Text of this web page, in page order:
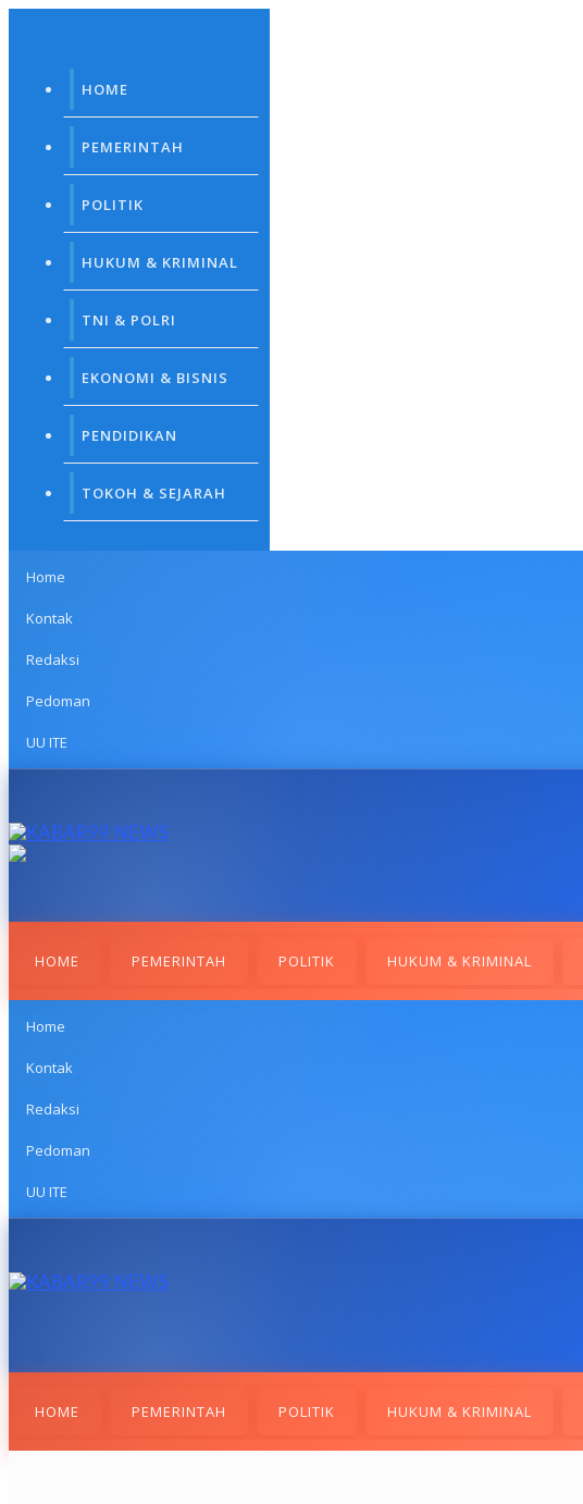
HOME
PEMERINTAH
POLITIK
HUKUM & KRIMINAL
TNI & POLRI
EKONOMI & BISNIS
PENDIDIKAN
TOKOH & SEJARAH
Home
Kontak
Redaksi
Pedoman
UU ITE
HOME PEMERINTAH POLITIK HUKUM & KRIMINAL
Home
Kontak
Redaksi
Pedoman
UU ITE
HOME PEMERINTAH POLITIK HUKUM & KRIMINAL